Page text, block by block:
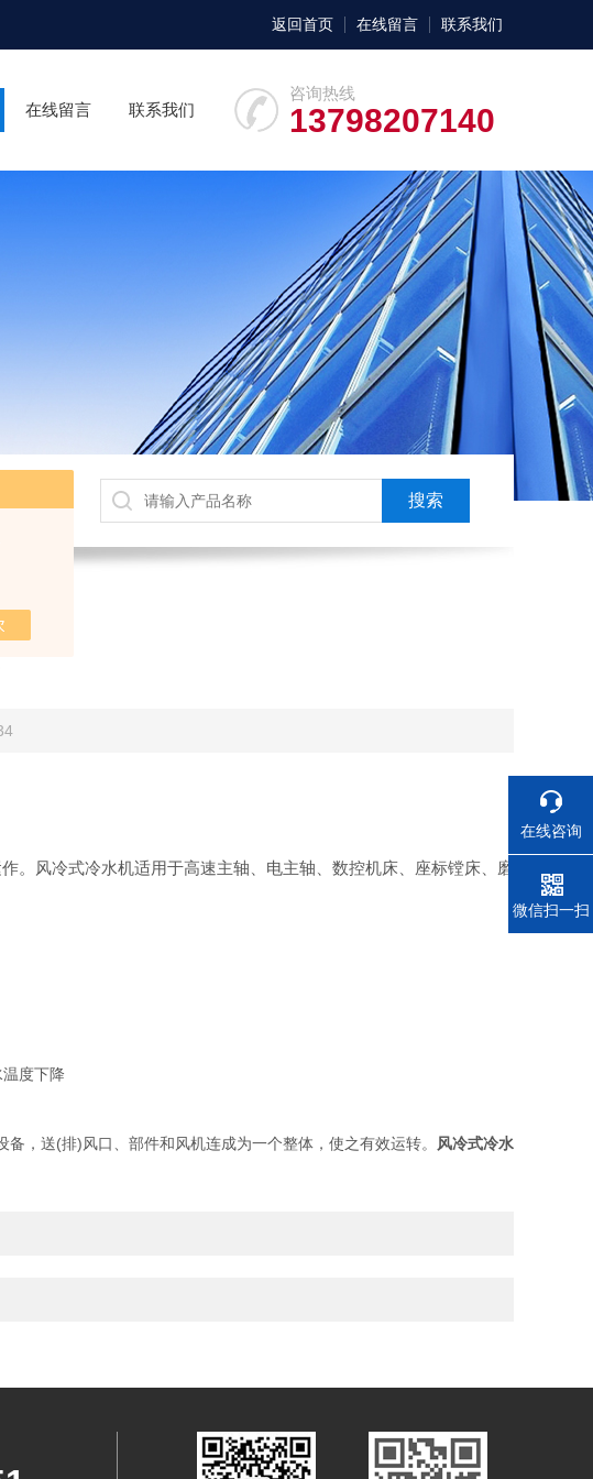
返回首页 在线留言 联系我们
咨询热线
13798207140
在线留言 联系我们
。风冷式冷水机适用于高速主轴、电主轴、数控机床、座标镗床、磨
度下降
，送(排)风口、部件和风机连成为一个整体，使之有效运转。
风冷式冷水
在线咨询
电话
微信扫一扫